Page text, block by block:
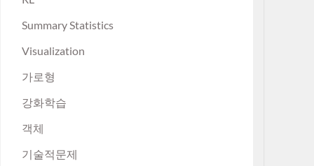
Summary Statistics
Visualization
가로형
강화학습
객체
기술적문제